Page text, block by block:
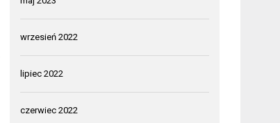
wrzesień 2022
lipiec 2022
czerwiec 2022